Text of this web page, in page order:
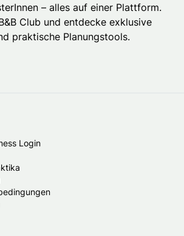
– alles auf einer Plattform.
Club und entdecke exklusive
praktische Planungstools.
Login